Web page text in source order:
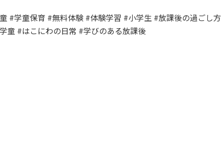
#学童保育 #無料体験 #体験学習 #小学生 #放課後の過ごし方
童 #はこにわの日常 #学びのある放課後